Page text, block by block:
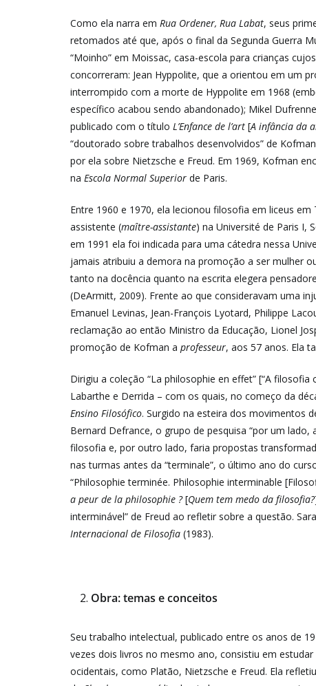
Como ela narra em Rua Ordener, Rua Labat, seus
retomados até que, após o final da Segunda Guerra
“Moinho” em Moissac, casa-escola para crianças
concorreram: Jean Hyppolite, que a orientou em um
interrompido com a morte de Hyppolite em 1968
específico acabou sendo abandonado); Mikel
publicado com o título L’Enfance de l’art [A infância da
“doutorado sobre trabalhos desenvolvidos” de
por ela sobre Nietzsche e Freud. Em 1969, Kofman
na Escola Normal Superior de Paris.
Entre 1960 e 1970, ela lecionou filosofia em liceus
assistente (maître-assistante) na Université de Paris I,
em 1991 ela foi indicada para uma cátedra nessa
jamais atribuiu a demora na promoção a ser mulher
tanto na docência quanto na escrita elegera
(DeArmitt, 2009). Frente ao que consideravam uma
Emanuel Levinas, Jean-François Lyotard, Philippe
reclamação ao então Ministro da Educação, Lionel
promoção de Kofman a professeur, aos 57 anos. Ela
Dirigiu a coleção “La philosophie en effet” [“A
Labarthe e Derrida – com os quais, no começo da
Ensino Filosófico. Surgido na esteira dos movimentos
Bernard Defrance, o grupo de pesquisa “por um
filosofia e, por outro lado, faria propostas
nas turmas antes da “terminale”, o último ano do
“Philosophie terminée. Philosophie interminable
a peur de la philosophie ?[Quem tem medo da filosofia?
interminável” de Freud ao refletir sobre a questão.
Internacional de Filosofia (1983).
Obra: temas e conceitos
Seu trabalho intelectual, publicado entre os anos de
vezes dois livros no mesmo ano, consistiu em
ocidentais, como Platão, Nietzsche e Freud. Ela